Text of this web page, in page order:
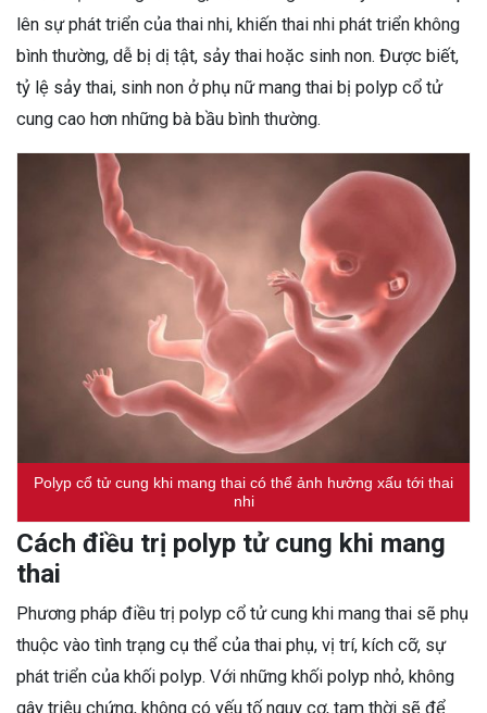
lên sự phát triển của thai nhi, khiến thai nhi phát triển không
bình thường, dễ bị dị tật, sảy thai hoặc sinh non. Được biết,
tỷ lệ sảy thai, sinh non ở phụ nữ mang thai bị polyp cổ tử
cung cao hơn những bà bầu bình thường.
Polyp cổ tử cung khi mang thai có thể ảnh hưởng xấu tới thai
nhi
Cách điều trị polyp tử cung khi mang
thai
Phương pháp điều trị polyp cổ tử cung khi mang thai sẽ phụ
thuộc vào tình trạng cụ thể của thai phụ, vị trí, kích cỡ, sự
phát triển của khối polyp. Với những khối polyp nhỏ, không
gây triệu chứng, không có yếu tố nguy cơ, tạm thời sẽ để